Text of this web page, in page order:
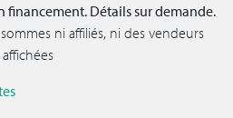
financement. Détails sur demande.
ni affiliés, ni des vendeurs